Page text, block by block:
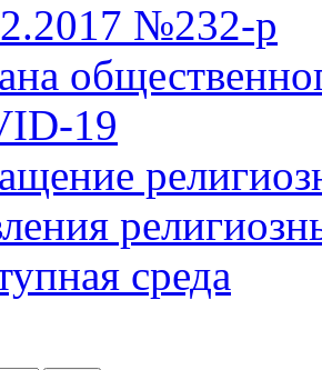
№232-р
19
среда